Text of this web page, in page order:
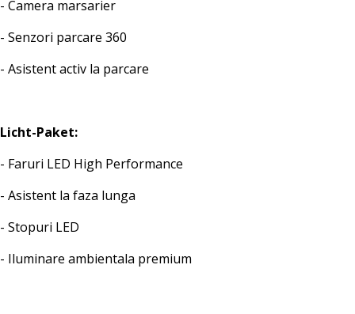
- Camera marsarier
- Senzori parcare 360
- Asistent activ la parcare
Licht-Paket:
- Faruri LED High Performance
- Asistent la faza lunga
- Stopuri LED
- Iluminare ambientala premium